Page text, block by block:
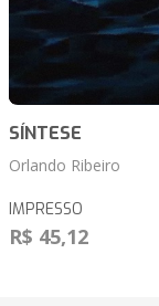
SÍNTESE
Orlando Ribeiro
IMPRESSO
R$ 45,12